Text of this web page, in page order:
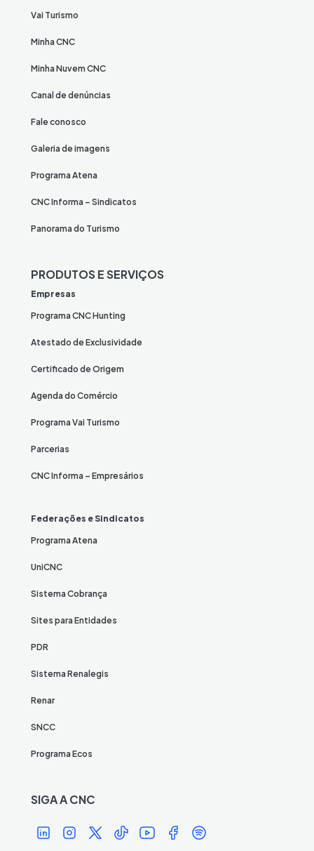
Vai Turismo
Minha CNC
Minha Nuvem CNC
Canal de denúncias
Fale conosco
Galeria de imagens
Programa Atena
CNC Informa – Sindicatos
Panorama do Turismo
PRODUTOS E SERVIÇOS
Empresas
Programa CNC Hunting
Atestado de Exclusividade
Certificado de Origem
Agenda do Comércio
Programa Vai Turismo
Parcerias
CNC Informa – Empresários
Federações e Sindicatos
Programa Atena
UniCNC
Sistema Cobrança
Sites para Entidades
PDR
Sistema Renalegis
Renar
SNCC
Programa Ecos
SIGA A CNC
Í
c
Í
c
Í
c
Í
c
Í
c
Í
c
Í
c